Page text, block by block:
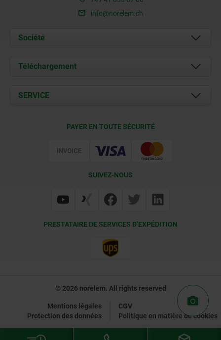
info@norelem.ch
Société
À propos de nous
Contact
Téléchargement
Documents
SERVICE
PAYER EN TOUTE SÉCURITÉ
SUIVEZ-NOUS
PRESTATAIRE DE SERVICES D’EXPÉDITION
© 2026 norelem. All rights reserved
Mentions légales
CGV
Protection des données
Politique en matière de cookies